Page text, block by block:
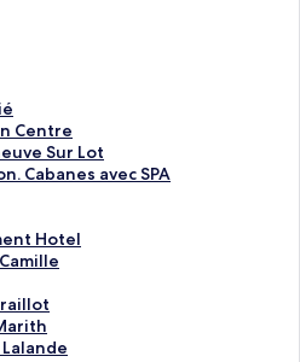
Centre
Sur Lot
Cabanes avec SPA
Hotel